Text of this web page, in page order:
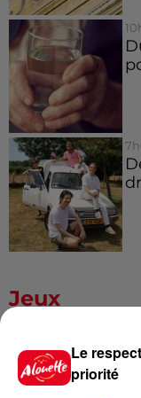
Jeux
Le
priorité